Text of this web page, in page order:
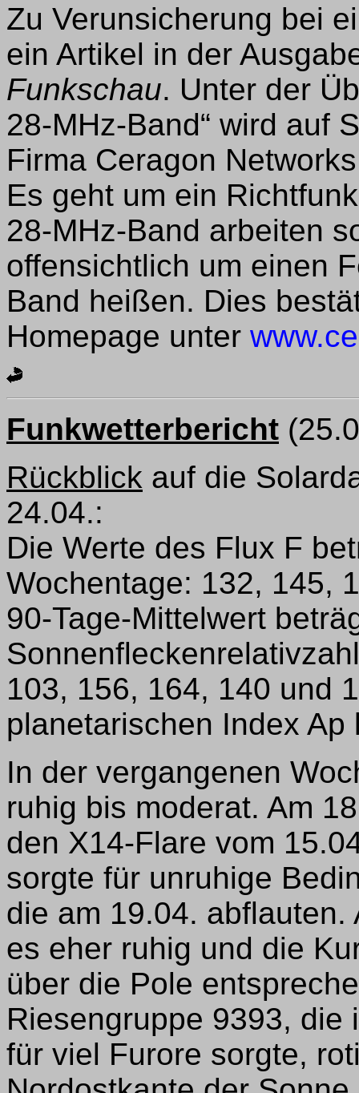
Zu Verunsicherung bei
ein Artikel in der
Funkschau. Unter der
28-MHz-Band“ wird auf
Firma Ceragon
Es geht um ein
28-MHz-Band arbeiten
offensichtlich um einen
Band heißen. Dies
Homepage unter
Funkwetterbericht
Rückblick auf die
24.04.:
Die Werte des Flux F
Wochentage: 132, 145,
90-Tage-Mittelwert
103, 156, 164, 140 und
planetarischen Index
In der vergangenen
ruhig bis moderat. Am
den X14-Flare vom
sorgte für unruhige
die am 19.04. abflauten.
es eher ruhig und die
über die Pole
Riesengruppe 9393, die
für viel Furore sorgte,